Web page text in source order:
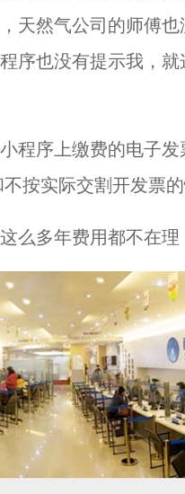
天然气公司的师傅
序也没有提示我，
程序上缴费的电子
按实际交割开发票的
么多年费用都不在理